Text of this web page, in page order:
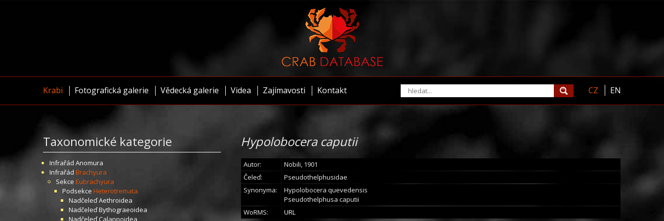
Krabi Fotografická galerie Vědecká galerie Videa Zajímavosti Kontakt CZ EN
Taxonomické kategorie
Infrařád Anomura
Infrařád Brachyura
Sekce Eubrachyura
Podsekce Heterotremata
NadčeleďAethroidea
NadčeleďBythograeoidea
NadčeleďCalappoidea
Hypolobocera caputii
Autor:
Nobili, 1901
Čeleď:
Pseudothelphusidae
Synonyma:
Hypolobocera quevedensis
Pseudothelphusa caputii
WoRMS:
URL